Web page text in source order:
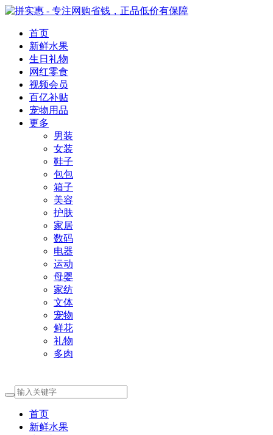
首页
新鲜水果
生日礼物
网红零食
视频会员
百亿补贴
宠物用品
更多
男装
女装
鞋子
包包
箱子
美容
护肤
家居
数码
电器
运动
母婴
家纺
文体
宠物
鲜花
礼物
多肉
首页
新鲜水果